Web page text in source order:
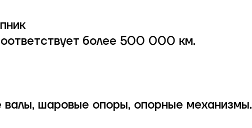
более 500 000 км.
шаровые опоры, опорные механизмы.